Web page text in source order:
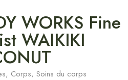
WORKS Fine
WAIKIKI
, Corps, Soins du corps